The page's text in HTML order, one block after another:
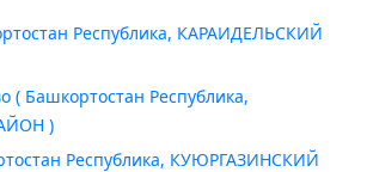
Республика, КАРАИДЕЛЬСКИЙ
( Башкортостан Республика,
)
Республика, КУЮРГАЗИНСКИЙ